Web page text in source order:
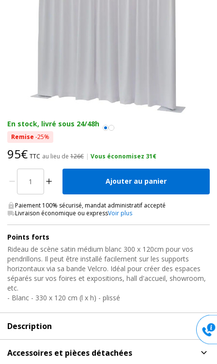
En stock, livré sous 24/48h
Remise -25%
95€ TTC au lieu de 126€ | Vous économisez 31€
Ajouter au panier
Paiement 100% sécurisé, mandat administratif accepté
Livraison économique ou expressVoir plus
Points forts
Rideau de scène satin médium blanc 300 x 120cm pour vos
pendrillons. Il peut être installé facilement sur les supports
horizontaux via sa bande Velcro. Idéal pour créer des espaces
séparés sur vos foires et expositions, hall d'accueil, showroom,
etc.
- Blanc - 330 x 120 cm (l x h) - plissé
Description
de Rideau Pendrillon Pipe and Drape, RIDEAU
SATIN BLANC 3M30 X 1M20 (H) Wentex
Accessoires et pièces détachées